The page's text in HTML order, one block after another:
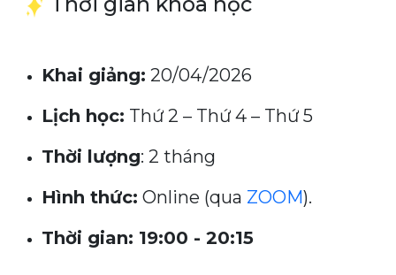
Khai giảng: 20/04/2026
Lịch học: Thứ 2 – Thứ 4 – Thứ 5
Thời lượng: 2 tháng
Hình thức: Online (qua ZOOM).
Thời gian: 19:00 - 20:15